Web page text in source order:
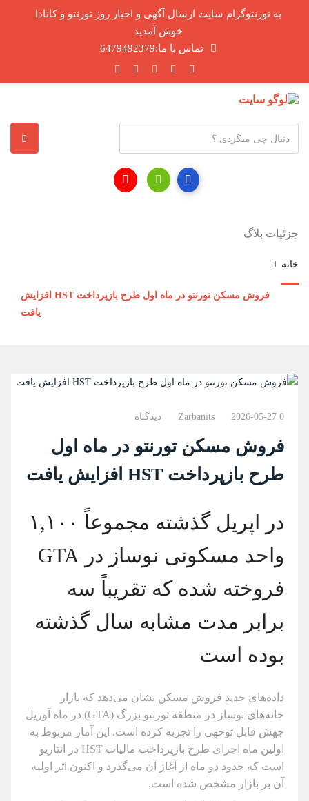
به تورنتوگرام سایت ارسال آگهی و اخبار روز تورنتو و کانادا
خوش آمدید
تماس با ما:6479492379
م
ل
جزئیات بلاگ
خانه
فروش مسکن تورنتو در ماه اول طرح بازپرداخت HST افزایش
یافت
Zarbanits 2026-05-27 0 دیدگـاه
فروش مسکن تورنتو در ماه اول
طرح بازپرداخت HST افزایش یافت
در اپریل گذشته مجموعاً ۱,۱۰۰
واحد مسکونی نوساز در GTA
فروخته شده که تقریباً سه
برابر مدت مشابه سال گذشته
بوده است
داده‌های جدید فروش مسکن نشان می‌دهد که بازار
خانه‌های نوساز در منطقه تورنتو بزرگ (GTA) در ماه آوریل
جهش قابل توجهی را تجربه کرده است. این آمار مربوط به
اولین ماه اجرای طرح بازپرداخت مالیات HST در انتاریو
است که حدود دو ماه از آغاز آن می‌گذرد و اکنون اثر اولیه
آن بر بازار مشخص شده است.